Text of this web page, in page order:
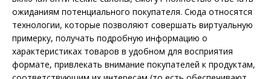
ожиданиям потенциального покупателя. Сюда относятся
технологии, которые позволяют совершать виртуальную
примерку, получать подробную информацию о
характеристиках товаров в удобном для восприятия
формате, привлекать внимание покупателей к продуктам,